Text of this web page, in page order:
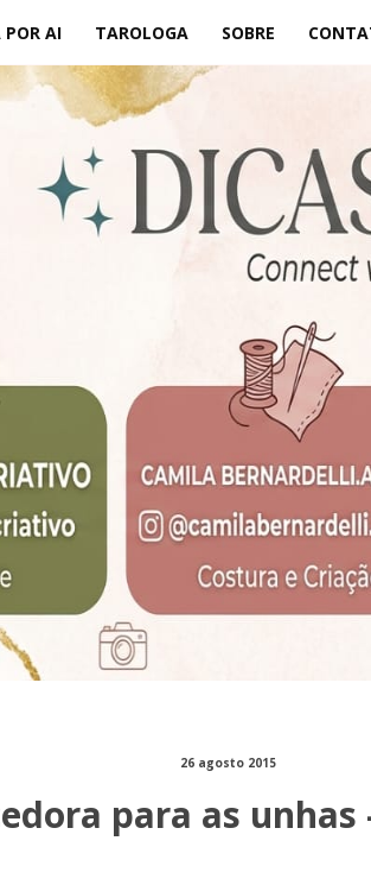
POR AI TAROLOGA SOBRE
26 agosto 2015
para as unhas